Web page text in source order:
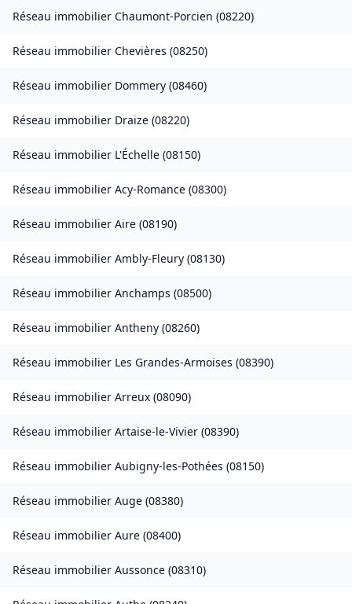
Réseau immobilier Chaumont-Porcien (08220)
Réseau immobilier Chevières (08250)
Réseau immobilier Dommery (08460)
Réseau immobilier Draize (08220)
Réseau immobilier L'Échelle (08150)
Réseau immobilier Acy-Romance (08300)
Réseau immobilier Aire (08190)
Réseau immobilier Ambly-Fleury (08130)
Réseau immobilier Anchamps (08500)
Réseau immobilier Antheny (08260)
Réseau immobilier Les Grandes-Armoises (08390)
Réseau immobilier Arreux (08090)
Réseau immobilier Artaise-le-Vivier (08390)
Réseau immobilier Aubigny-les-Pothées (08150)
Réseau immobilier Auge (08380)
Réseau immobilier Aure (08400)
Réseau immobilier Aussonce (08310)